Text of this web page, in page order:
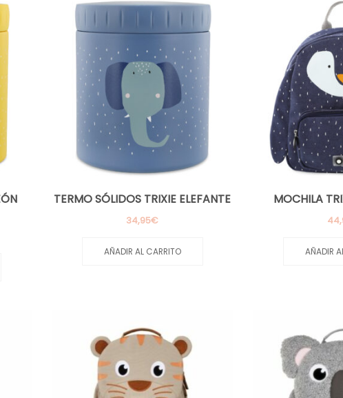
TERMO SÓLIDOS TRIXIE ELEFANTE
34,95€
AÑADIR AL CARRITO
MOCHILA
AÑADIR